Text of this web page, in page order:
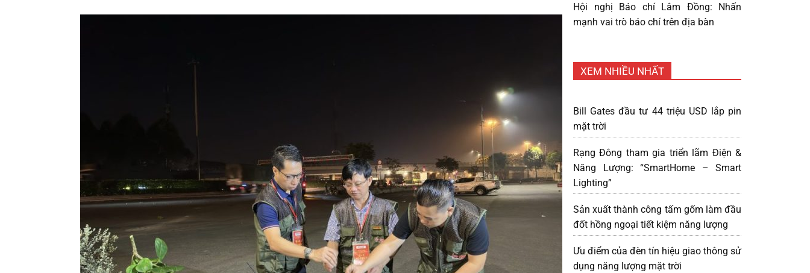
Hội nghị Báo chí Lâm Đồng: Nhấn
mạnh vai trò báo chí trên địa bàn
XEM NHIỀU NHẤT
Bill Gates đầu tư 44 triệu USD lắp pin
mặt trời
Rạng Đông tham gia triển lãm Điện &
Năng Lượng: “SmartHome – Smart
Lighting”
Sản xuất thành công tấm gốm làm đầu
đốt hồng ngoại tiết kiệm năng lượng
Ưu điểm của đèn tín hiệu giao thông sử
dụng năng lượng mặt trời